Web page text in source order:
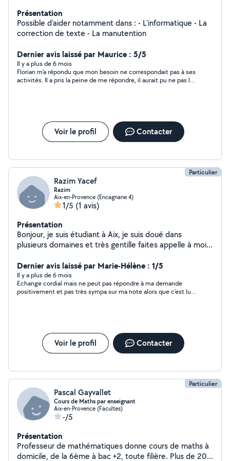
Présentation
Possible d'aider notamment dans : - L'informatique - La
correction de texte - La manutention
Dernier avis laissé par Maurice : 5/5
Il y a plus de 6 mois
Florian m'a répondu que mon besoin ne correspondait pas à ses
activités. Il a pris la peine de me répondre, il aurait pu ne pas le
Voir le profil Contacter
Particulier
Razim Yacef
Razim
Aix-en-Provence (Encagnane 4)
1/5 (1 avis)
Présentation
Bonjour, je suis étudiant à Aix, je suis doué dans
plusieurs domaines et très gentille faites appelle à moi
Dernier avis laissé par Marie-Hélène : 1/5
Il y a plus de 6 mois
Echange cordial mais ne peut pas répondre à ma demande
positivement et pas très sympa sur ma note alors que c'est lui
Voir le profil Contacter
Particulier
Pascal Gayvallet
Cours de Maths par enseignant
Aix-en-Provence (Facultes)
-/5
Présentation
Professeur de mathématiques donne cours de maths à
domicile, de la 6ème à bac +2, toute filière. Plus de 20